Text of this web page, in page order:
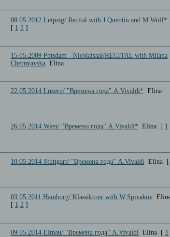
08.05.2012 Leipzig/ Recital with J.Quentin and M.Wolf*
[ 1 2 ]
15.05.2009 Potsdam - Nicolaisaal/RECITAL with Milana
Chernyavska Elina
22.05.2014 Luzern/ "Времена года" A.Vivaldi* Elina
26.05.2014 Wien/ "Времена года" A.Vivaldi* Elina [ 1
10.05.2014 Stuttgart/ "Времена года" A.Vivaldi Elina [
03.05.2011 Hamburg/ Klassiktour with W.Spivakov
[ 1 2 ]
09.05.2014 Elmau/ "Времена года" А.Vivaldi Elina [ 1